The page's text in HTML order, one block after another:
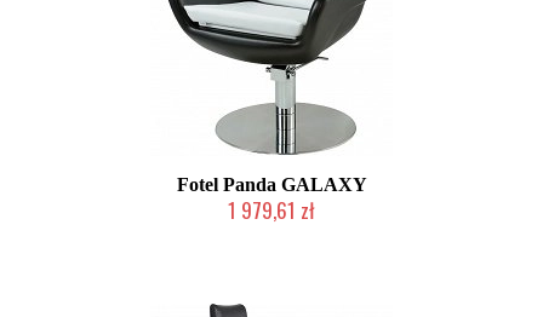
Fotel Panda GALAXY
1 979,61 zł